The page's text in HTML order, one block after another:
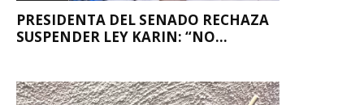
PRESIDENTA DEL SENADO RECHAZA
SUSPENDER LEY KARIN: “NO...